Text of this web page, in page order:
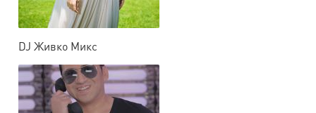
DJ Живко Микс